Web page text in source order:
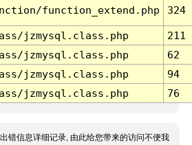
function_extend.php 324
jzmysql.class.php
211
jzmysql.class.php
62
jzmysql.class.php
94
jzmysql.class.php 76
错信息详细记录, 由此给您带来的访问不便我